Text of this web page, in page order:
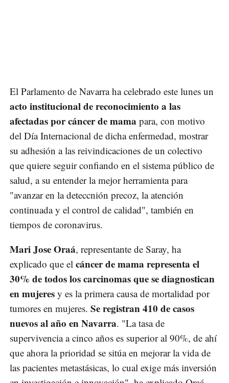
El Parlamento de Navarra ha celebrado este lunes un
acto institucional de reconocimiento a las
afectadas por cáncer de mama para, con motivo
del Día Internacional de dicha enfermedad, mostrar
su adhesión a las reivindicaciones de un colectivo
que quiere seguir confiando en el sistema público de
salud, a su entender la mejor herramienta para
"avanzar en la deteccnión precoz, la atención
continuada y el control de calidad", también en
tiempos de coronavirus.
Mari Jose Oraá, representante de Saray, ha
explicado que el cáncer de mama representa el
30% de todos los carcinomas que se diagnostican
en mujeres y es la primera causa de mortalidad por
tumores en mujeres. Se registran 410 de casos
nuevos al año en Navarra. "La tasa de
supervivencia a cinco años es superior al 90%, de ahí
que ahora la prioridad se sitúa en mejorar la vida de
las pacientes metastásicas, lo cual exige más inversión